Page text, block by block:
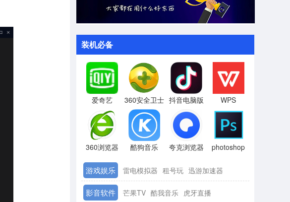
装机必备
爱奇艺 360安全卫士 抖音电脑版 WPS
360浏览器 酷狗音乐 夸克浏览器 photoshop
游戏娱乐 雷电模拟器 租号玩 迅游加速器
影音软件 芒果TV 酷我音乐 虎牙直播